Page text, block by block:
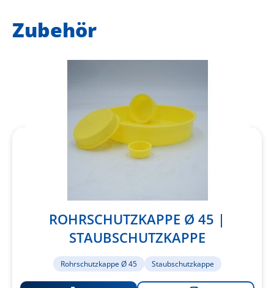
Zubehör
ROHRSCHUTZKAPPE Ø 45 |
STAUBSCHUTZKAPPE
Rohrschutzkappe Ø 45 Staubschutzkappe